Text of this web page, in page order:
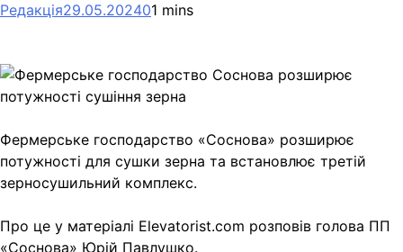
Редакція29.05.202401 mins
Фермерське господарство «Соснова» розширює
потужності для сушки зерна та встановлює третій
зерносушильний комплекс.
Про це у матеріалі Elevatorist.com розповів голова ПП
«Соснова» Юрій Павлушко.